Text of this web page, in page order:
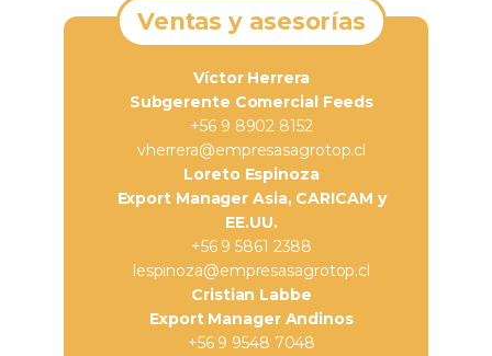
Ventas y asesorías
Víctor Herrera
Subgerente Comercial Feeds
+56 9 8902 8152
vherrera@empresasagrotop.cl
Loreto Espinoza
Export Manager Asia, CARICAM y
EE.UU.
+56 9 5861 2388
lespinoza@empresasagrotop.cl
Cristian Labbe
Export Manager Andinos
+56 9 9548 7048